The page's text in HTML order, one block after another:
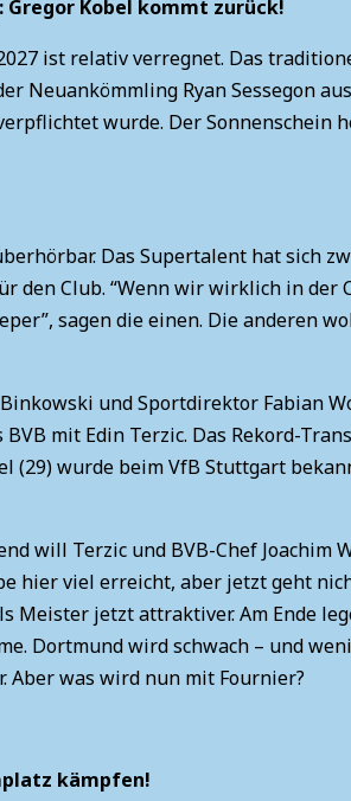
Gregor Kobel kommt zurück!
ist relativ verregnet. Das
Neuankömmling Ryan Sessegon
wurde. Der Sonnenschein
Das Supertalent hat sich
den Club. “Wenn wir wirklich in der
sagen die einen. Die anderen
und Sportdirektor Fabian
mit Edin Terzic. Das Rekord-
(29) wurde beim VfB Stuttgart
will Terzic und BVB-Chef Joachim
hier viel erreicht, aber jetzt geht
jetzt attraktiver. Am Ende
Dortmund wird schwach – und
Aber was wird nun mit Fournier?
kämpfen!